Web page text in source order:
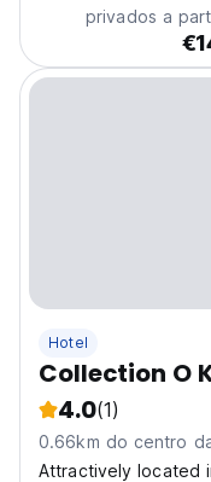
privados a
Hotel
Collection O
4.0(1)
0.66km do centro
Attractively located